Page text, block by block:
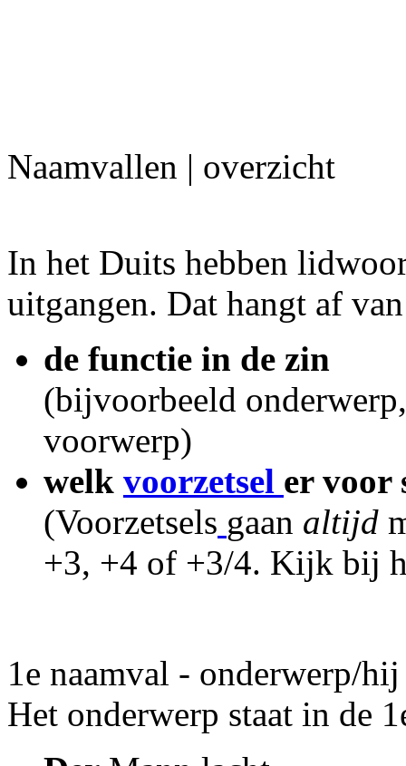
Naamvallen | overzicht
In het Duits hebben
uitgangen. Dat hangt af
de functie in de zin
(bijvoorbeeld
voorwerp)
welk voorzetsel er voor
(Voorzetsels gaan altijd
+3, +4 of +3/4. Kijk bij
1e naamval - onderwerp/hij
Het onderwerp staat in de